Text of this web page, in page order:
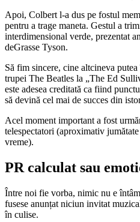
Apoi, Colbert l-a dus pe fostul
pentru a trage maneta. Gestul a
interdimensional verde, prezentat
deGrasse Tyson.
Să fim sincere, cine altcineva
trupei The Beatles la „The Ed
este adesea creditată ca fiind
să devină cel mai de succes din
Acel moment important a fost
telespectatori (aproximativ
vreme).
PR calculat sau
Între noi fie vorba, nimic nu e
fusese anunțat niciun invitat
în culise.